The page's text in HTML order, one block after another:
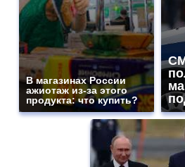
В магазинах России
ажиотаж из-за этого
продукта: что купить?